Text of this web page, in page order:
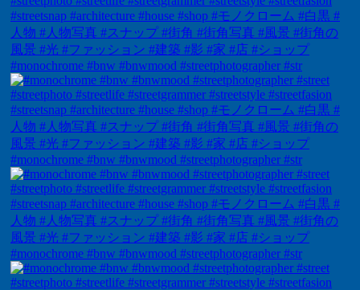
#monochrome #bnw #bnwmood #streetphotographer #str
#monochrome #bnw #bnwmood #streetphotographer #str
#monochrome #bnw #bnwmood #streetphotographer #str